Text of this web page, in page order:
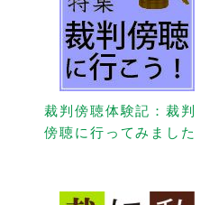
裁判傍聴体験記：裁判
傍聴に行ってみました